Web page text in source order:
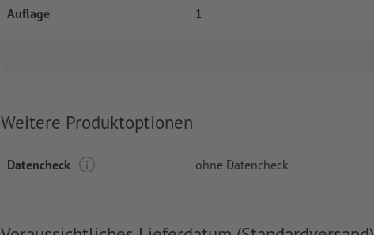
Auflage 1
Weitere Produktoptionen
Datencheck ohne Datencheck